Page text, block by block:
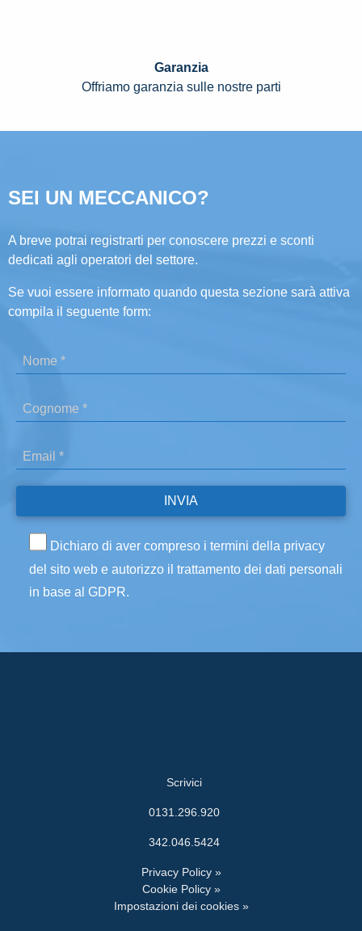
Garanzia
Offriamo garanzia sulle nostre parti
SEI UN MECCANICO?
A breve potrai registrarti per conoscere prezzi e sconti
dedicati agli operatori del settore.
Se vuoi essere informato quando questa sezione sarà attiva
compila il seguente form:
Dichiaro di aver compreso i termini della privacy
del sito web e autorizzo il trattamento dei dati personali
in base al GDPR.
Scrivici
0131.296.920
342.046.5424
Privacy Policy »
Cookie Policy »
Impostazioni dei cookies »